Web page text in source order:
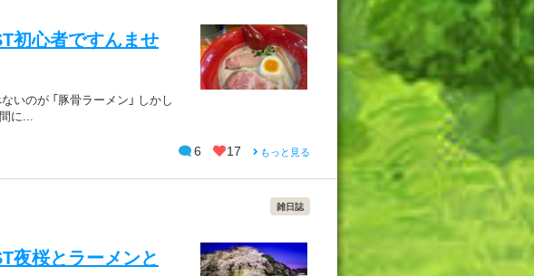
初心者ですんませ
のが 「豚骨ラーメン」 しかし
に...
6 17 もっと見る
雑日誌
夜桜とラーメンと